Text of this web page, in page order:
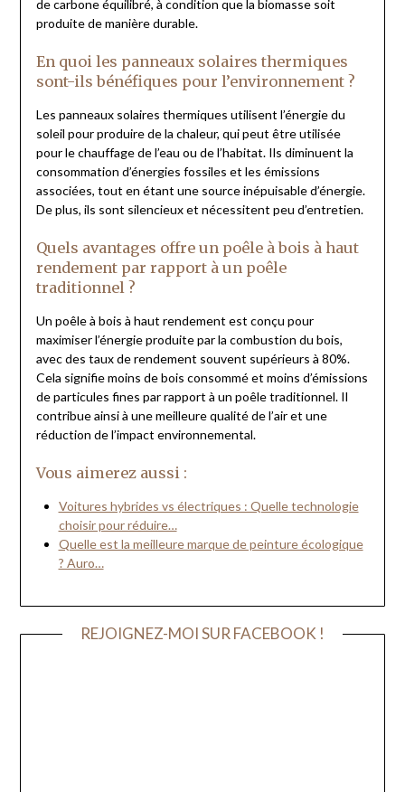
de carbone équilibré, à condition que la biomasse soit
produite de manière durable.
En quoi les panneaux solaires thermiques
sont-ils bénéfiques pour l’environnement ?
Les panneaux solaires thermiques utilisent l’énergie du
soleil pour produire de la chaleur, qui peut être utilisée
pour le chauffage de l’eau ou de l’habitat. Ils diminuent la
consommation d’énergies fossiles et les émissions
associées, tout en étant une source inépuisable d’énergie.
De plus, ils sont silencieux et nécessitent peu d’entretien.
Quels avantages offre un poêle à bois à haut
rendement par rapport à un poêle
traditionnel ?
Un poêle à bois à haut rendement est conçu pour
maximiser l’énergie produite par la combustion du bois,
avec des taux de rendement souvent supérieurs à 80%.
Cela signifie moins de bois consommé et moins d’émissions
de particules fines par rapport à un poêle traditionnel. Il
contribue ainsi à une meilleure qualité de l’air et une
réduction de l’impact environnemental.
Vous aimerez aussi :
Voitures hybrides vs électriques : Quelle technologie
choisir pour réduire…
Quelle est la meilleure marque de peinture écologique
? Auro…
REJOIGNEZ-MOI SUR FACEBOOK !